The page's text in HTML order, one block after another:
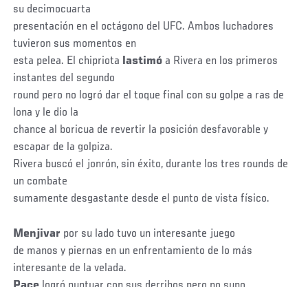
su decimocuarta
presentación en el octágono del UFC. Ambos luchadores
tuvieron sus momentos en
esta pelea. El chipriota lastimóa Rivera en los primeros
instantes del segundo
round pero no logró dar el toque final con su golpe a ras de
lona y le dio la
chance al boricua de revertir la posición desfavorable y
escapar de la golpiza.
Rivera buscó el jonrón, sin éxito, durante los tres rounds de
un combate
sumamente desgastante desde el punto de vista físico.
Menjivar por su lado tuvo un interesante juego
de manos y piernas en un enfrentamiento de lo más
interesante de la velada.